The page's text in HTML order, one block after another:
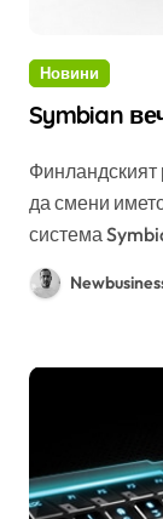
Новини
Symbian
Финландският разработчик на телефони Nokia реши
да смени
система